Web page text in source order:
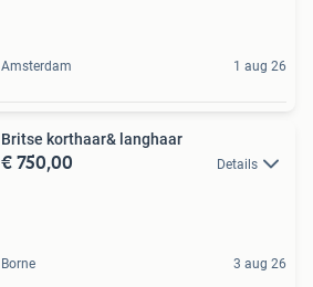
Amsterdam 1 aug 26
Britse korthaar& langhaar
€ 750,00 Details
Borne 3 aug 26